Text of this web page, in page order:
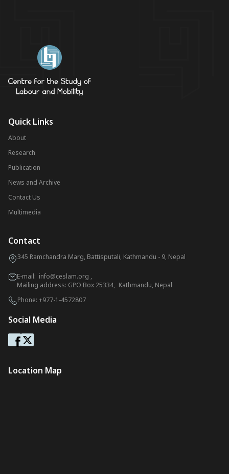
Quick Links
About
Research
Publication
News and Archive
Contact Us
Multimedia
Contact
345 Ramchandra Marg, Battisputali, Kathmandu - 9, Nepal
E-mail: info@ceslam.org ,
Mailing address: GPO Box 25334, Kathmandu, Nepal
Phone: +977-1-4572807
Social Media
Location Map